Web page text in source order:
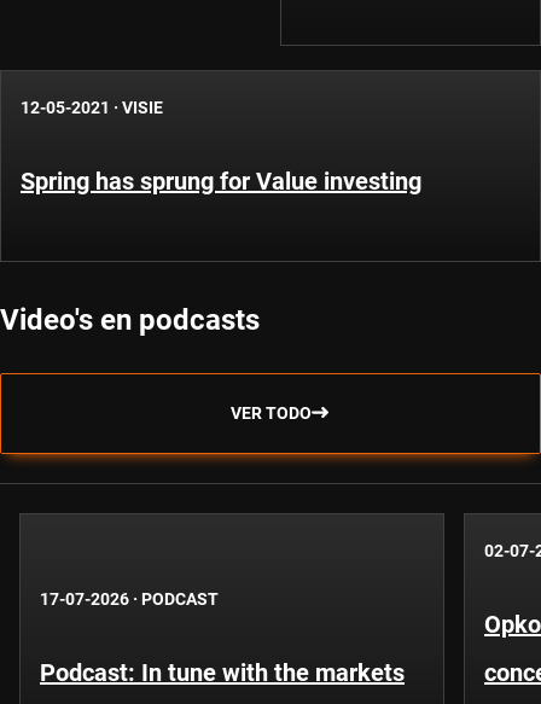
12-05-2021 · VISIE
Spring has sprung for Value investing
Video's en podcasts
VER TODO
17-07-2026 · PODCAST
Podcast: In tune with the markets
02-07-